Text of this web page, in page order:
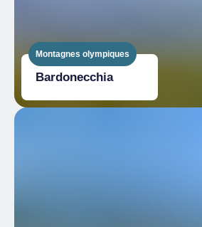
Montagnes olympiques
Bardonecchia